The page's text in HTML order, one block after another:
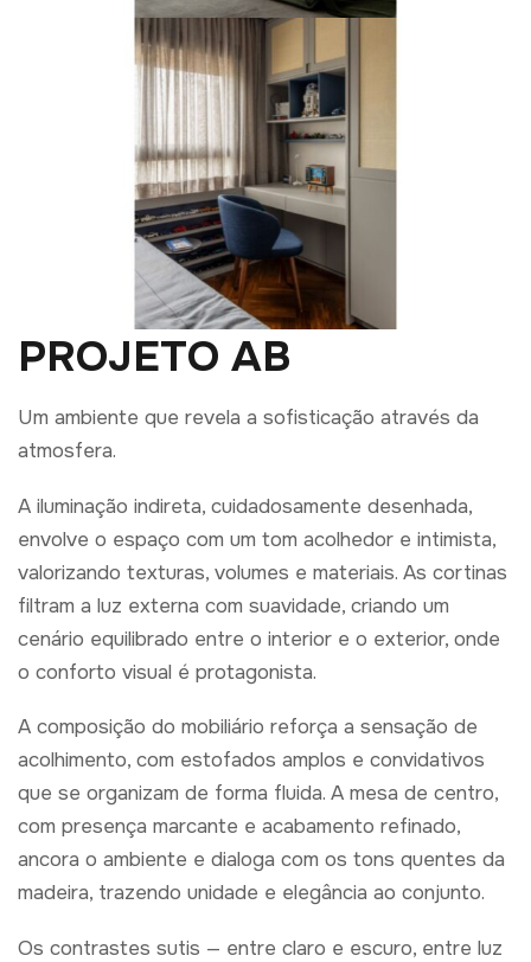
PROJETO AB
Um ambiente que revela a sofisticação através da
atmosfera.
A iluminação indireta, cuidadosamente desenhada,
envolve o espaço com um tom acolhedor e intimista,
valorizando texturas, volumes e materiais. As cortinas
filtram a luz externa com suavidade, criando um
cenário equilibrado entre o interior e o exterior, onde
o conforto visual é protagonista.
A composição do mobiliário reforça a sensação de
acolhimento, com estofados amplos e convidativos
que se organizam de forma fluida. A mesa de centro,
com presença marcante e acabamento refinado,
ancora o ambiente e dialoga com os tons quentes da
madeira, trazendo unidade e elegância ao conjunto.
Os contrastes sutis — entre claro e escuro, entre luz